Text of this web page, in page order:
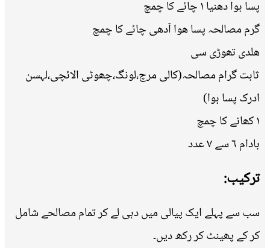
پسا ہوا دھنیا ١ چائے کا چمچ
گرم مصالحہ پسا ھوا آدھی چائے کا چمچ
ھلدی تھوڑی سی
ثابت گرام مصالحہ(کالی مرچ،لونگ،چھوٹی الائچی،لہسن
ادرک پسا ہوا)
١ کھانے کا چمچ
بادام ٦ سے ٧ عدد
ترکیب:
سب سے پہلے ایک پیالی میں دہی لے کر تمام مصالحے شامل
کر کے پھینٹ کر رکھ دیں۔